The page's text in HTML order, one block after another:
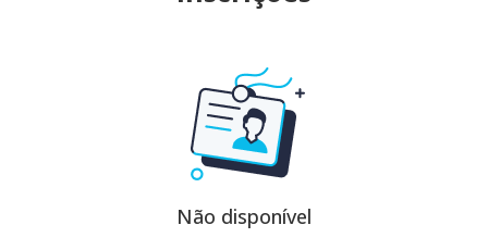
Não disponível